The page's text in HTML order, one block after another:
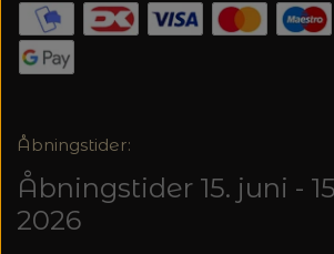
Åbningstider:
Åbningstider 15. juni -
2026